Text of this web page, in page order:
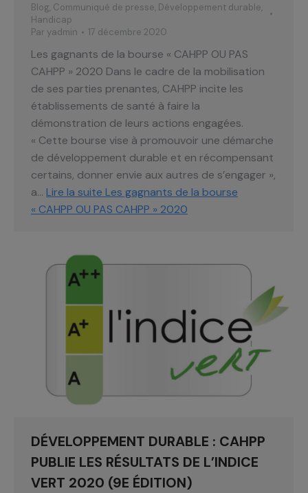
Blog, Communiqué de presse, Développement durable,
Handicap
Par yadmin 17 décembre 2020
Les gagnants de la bourse « CAHPP OU PAS
CAHPP » 2020 Dans le cadre de la mobilisation
de ses parties prenantes, CAHPP incite les
établissements de santé à faire la
démonstration de leurs actions engagées.
« Cette bourse vise à promouvoir une démarche
de développement durable et en récompensant
certains, donner envie aux autres de s’engager »,
a… Lire la suite Les gagnants de la bourse
« CAHPP OU PAS CAHPP » 2020
DÉVELOPPEMENT DURABLE : CAHPP
PUBLIE LES RÉSULTATS DE L’INDICE
VERT 2020 (9E ÉDITION)